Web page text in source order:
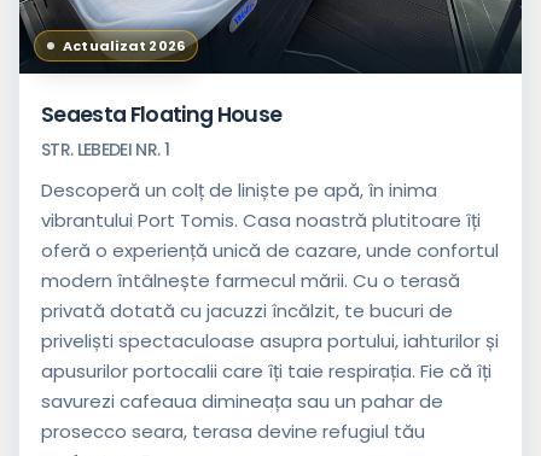
Facilități
Acceptă
tichete
de
vacanță
Are
distanță
până
la
Actualizat 2026
Seaesta Floating House
STR. LEBEDEI NR. 1
Descoperă un colț de liniște pe apă, în inima
vibrantului Port Tomis. Casa noastră plutitoare îți
oferă o experiență unică de cazare, unde confortul
modern întâlnește farmecul mării. Cu o terasă
privată dotată cu jacuzzi încălzit, te bucuri de
priveliști spectaculoase asupra portului, iahturilor și
apusurilor portocalii care îți taie respirația. Fie că îți
savurezi cafeaua dimineața sau un pahar de
prosecco seara, terasa devine refugiul tău